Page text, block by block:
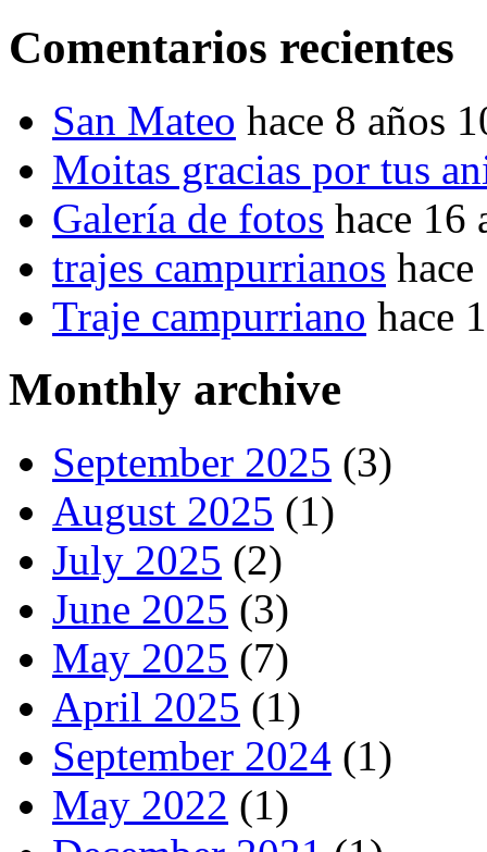
Comentarios recientes
San Mateo hace 8 años
Moitas gracias por tus
Galería de fotos hace 16
trajes campurrianos
Traje campurriano hace
Monthly archive
September 2025 (3)
August 2025 (1)
July 2025 (2)
June 2025 (3)
May 2025 (7)
April 2025 (1)
September 2024 (1)
May 2022 (1)